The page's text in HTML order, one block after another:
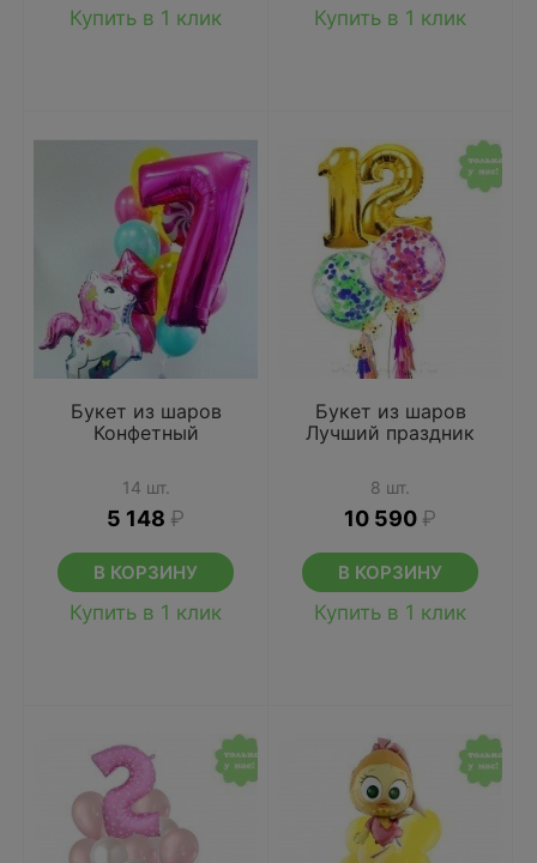
Купить в 1 клик Купить в 1 клик
Букет из шаров
Конфетный
14 шт.
5 148 ₽
В КОРЗИНУ
Купить в 1 клик
Букет из шаров
Лучший праздник
8 шт.
10 590 ₽
В КОРЗИНУ
Купить в 1 клик